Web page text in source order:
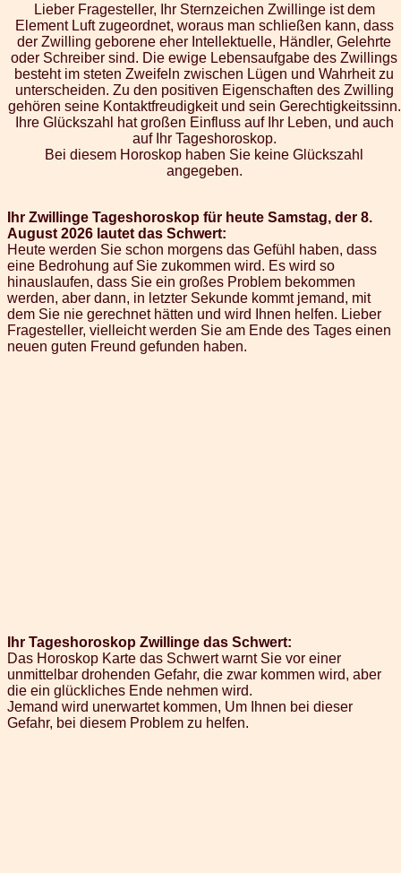
Lieber Fragesteller, Ihr Sternzeichen Zwillinge ist dem
Element Luft zugeordnet, woraus man schließen kann, dass
der Zwilling geborene eher Intellektuelle, Händler, Gelehrte
oder Schreiber sind. Die ewige Lebensaufgabe des Zwillings
besteht im steten Zweifeln zwischen Lügen und Wahrheit zu
unterscheiden. Zu den positiven Eigenschaften des Zwilling
gehören seine Kontaktfreudigkeit und sein Gerechtigkeitssinn.
Ihre Glückszahl hat großen Einfluss auf Ihr Leben, und auch
auf Ihr Tageshoroskop.
Bei diesem Horoskop haben Sie keine Glückszahl
angegeben.
Ihr Zwillinge Tageshoroskop für heute Samstag, der 8.
August 2026 lautet das Schwert:
Heute werden Sie schon morgens das Gefühl haben, dass
eine Bedrohung auf Sie zukommen wird. Es wird so
hinauslaufen, dass Sie ein großes Problem bekommen
werden, aber dann, in letzter Sekunde kommt jemand, mit
dem Sie nie gerechnet hätten und wird Ihnen helfen. Lieber
Fragesteller, vielleicht werden Sie am Ende des Tages einen
neuen guten Freund gefunden haben.
Ihr Tageshoroskop Zwillinge das Schwert:
Das Horoskop Karte das Schwert warnt Sie vor einer
unmittelbar drohenden Gefahr, die zwar kommen wird, aber
die ein glückliches Ende nehmen wird.
Jemand wird unerwartet kommen, Um Ihnen bei dieser
Gefahr, bei diesem Problem zu helfen.